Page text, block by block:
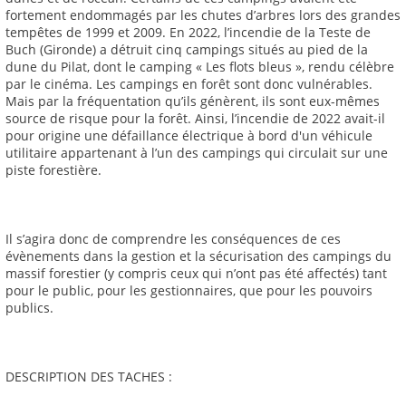
fortement endommagés par les chutes d’arbres lors des grandes
tempêtes de 1999 et 2009. En 2022, l’incendie de la Teste de
Buch (Gironde) a détruit cinq campings situés au pied de la
dune du Pilat, dont le camping « Les flots bleus », rendu célèbre
par le cinéma. Les campings en forêt sont donc vulnérables.
Mais par la fréquentation qu’ils génèrent, ils sont eux-mêmes
source de risque pour la forêt. Ainsi, l’incendie de 2022 avait-il
pour origine une défaillance électrique à bord d'un véhicule
utilitaire appartenant à l’un des campings qui circulait sur une
piste forestière.
Il s’agira donc de comprendre les conséquences de ces
évènements dans la gestion et la sécurisation des campings du
massif forestier (y compris ceux qui n’ont pas été affectés) tant
pour le public, pour les gestionnaires, que pour les pouvoirs
publics.
DESCRIPTION DES TACHES :